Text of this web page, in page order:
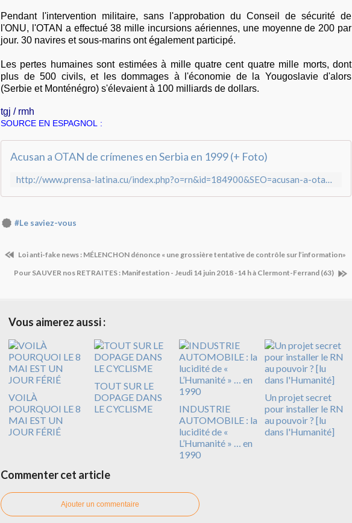
Pendant l'intervention militaire, sans l'approbation du Conseil de sécurité de
l'ONU, l'OTAN a effectué 38 mille incursions aériennes, une moyenne de 200 par
jour. 30 navires et sous-marins ont également participé.
Les pertes humaines sont estimées à mille quatre cent quatre mille morts, dont
plus de 500 civils, et les dommages à l'économie de la Yougoslavie d'alors
(Serbie et Monténégro) s'élevaient à 100 milliards de dollars.
tgj / rmh
SOURCE EN ESPAGNOL :
Acusan a OTAN de crímenes en Serbia en 1999 (+ Foto)
http://www.prensa-latina.cu/index.php?o=rn&id=184900&SEO=acusan-a-otan-de-crimenes-en-serbia-en-1999
#Le saviez-vous
Loi anti-fake news : MÉLENCHON dénonce « une grossière tentative de contrôle sur l’information»
Pour SAUVER nos RETRAITES : Manifestation - Jeudi 14 juin 2018 -14 h à Clermont-Ferrand (63)
Vous aimerez aussi :
VOILÀ
POURQUOI LE 8
MAI EST UN
JOUR FÉRIÉ
TOUT SUR LE
DOPAGE DANS
LE CYCLISME
INDUSTRIE
AUTOMOBILE : la
lucidité de «
L’Humanité » … en
1990
Un projet secret
pour installer le RN
au pouvoir ? [lu
dans l'Humanité]
Commenter cet article
Ajouter un commentaire